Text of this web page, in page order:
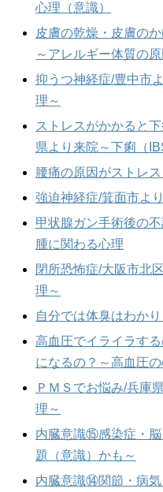
心理（意識）
皮膚の乾燥・皮膚の
～アレルギー体質の
抑うつ神経症/豊中市
理～
ストレスがかかると
県より来院～下痢（
腰痛の原因がストレ
強迫神経症/箕面市よ
甲状腺ガン手術後の
腫に関わる心理
閉所恐怖症/大阪市北
理～
自分では体臭はわか
高血圧でイライラす
になるの？～高血圧
ＰＭＳでお悩み/兵庫
理～
内臓意識⑮感染症・脳
題（意識）かも～
内臓意識⑭関節・病